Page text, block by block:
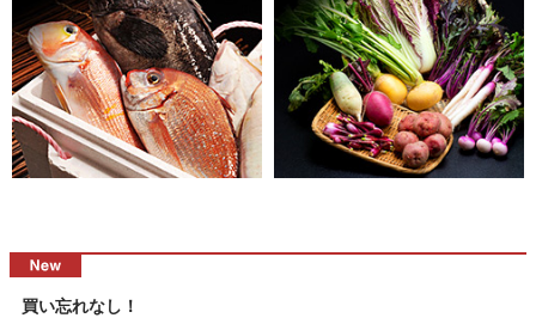
買い忘れなし！